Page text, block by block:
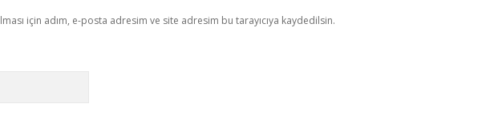
için adım, e-posta adresim ve site adresim bu tarayıcıya kaydedilsin.